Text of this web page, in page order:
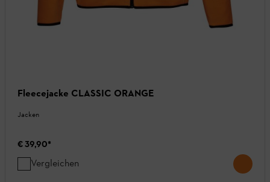
Fleecejacke CLASSIC ORANGE
Jacken
€ 39,90*
Vergleichen